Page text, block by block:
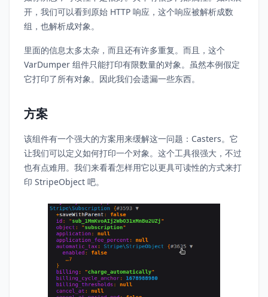
开，我们可以看到原始 HTTP 响应，这个响应被解析成数
组，也解析成对象。
里面的信息太多太杂，而且还有许多重复。而且，这个
VarDumper 组件只能打印有限数量的对象。虽然本例假定
它打印了所有对象。因此我们会遗漏一些东西。
方案
该组件有一个强大的方案用来缓解这一问题：Casters。它
让我们可以定义如何打印一个对象。这个工具很强大，不过
也有点难用。我们来看看怎样用它以更具可读性的方式来打
印 StripeObject 吧。